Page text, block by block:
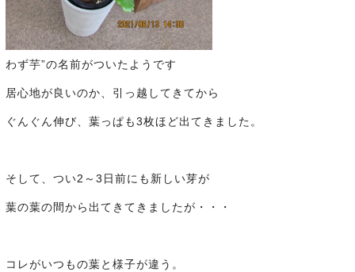
わず芋”の名前がついたようです
居心地が良いのか、引っ越してきてから
ぐんぐん伸び、葉っぱも3枚ほど出てきました。
そして、つい2～3日前にも新しい芽が
葉の葉の間から出てきてきましたが・・・
コレがいつもの葉と様子が違う。